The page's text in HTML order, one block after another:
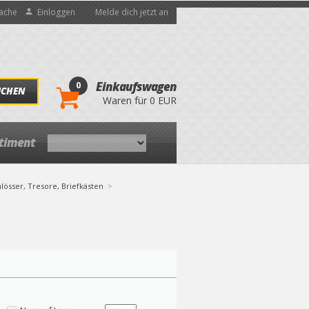
Einloggen Melde dich jetzt an
0 Einkaufswagen
Waren für 0 EUR
Tresore, Briefkästen